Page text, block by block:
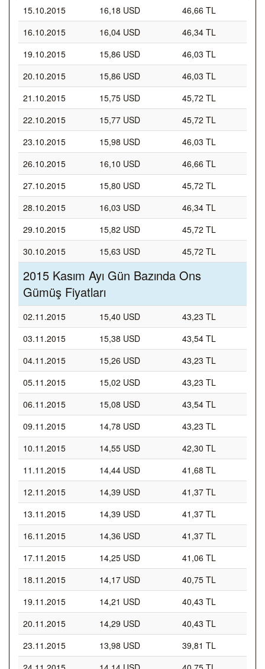
15.10.2015
16,18 USD
46,66 TL
16.10.2015
16,04 USD
46,34 TL
19.10.2015
15,86 USD
46,03 TL
20.10.2015
15,86 USD
46,03 TL
21.10.2015
15,75 USD
45,72 TL
22.10.2015
15,77 USD
45,72 TL
23.10.2015
15,98 USD
46,03 TL
26.10.2015
16,10 USD
46,66 TL
27.10.2015
15,80 USD
45,72 TL
28.10.2015
16,03 USD
46,34 TL
29.10.2015
15,82 USD
45,72 TL
30.10.2015
15,63 USD 45,72 TL
2015 Kasım Ayı Gün Bazında Ons
Gümüş Fiyatları
02.11.2015 15,40 USD
43,23 TL
03.11.2015
15,38 USD
43,54 TL
04.11.2015
15,26 USD
43,23 TL
05.11.2015
15,02 USD
43,23 TL
06.11.2015
15,08 USD
43,54 TL
09.11.2015
14,78 USD
43,23 TL
10.11.2015
14,55 USD
42,30 TL
11.11.2015
14,44 USD
41,68 TL
12.11.2015
14,39 USD
41,37 TL
13.11.2015
14,39 USD
41,37 TL
16.11.2015
14,36 USD
41,37 TL
17.11.2015
14,25 USD
41,06 TL
18.11.2015
14,17 USD
40,75 TL
19.11.2015
14,21 USD
40,43 TL
20.11.2015
14,29 USD
40,43 TL
23.11.2015
13,98 USD
39,81 TL